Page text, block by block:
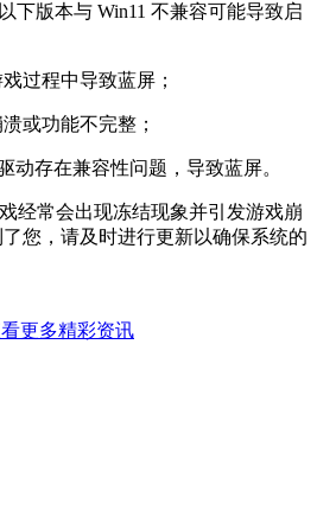
下版本与 Win11 不兼容可能导致启
戏过程中导致蓝屏；
或功能不完整；
动存在兼容性问题，导致蓝屏。
经常会出现冻结现象并引发游戏崩
您，请及时进行更新以确保系统的
更多精彩资讯